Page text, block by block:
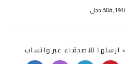
,فتاة خجلى
للاصدقاء عبر واتسابSHARE